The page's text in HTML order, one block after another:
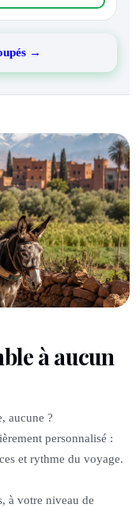
→
à aucun
aucune ?
personnalisé :
et rythme du voyage.
à votre niveau de